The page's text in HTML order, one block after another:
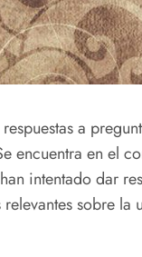
a
encuentra en el
intentado dar
sobre